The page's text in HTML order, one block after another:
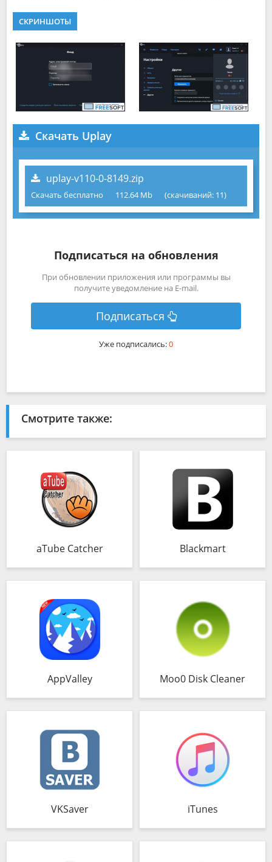
СКРИНШОТЫ
Скачать Uplay
uplay-v110-0-8149.zip
Скачать бесплатно 112.64 Mb (cкачиваний: 11)
Подписаться на обновления
При обновлении приложения или программы вы
получите уведомление на E-mail.
Подписаться
Уже подписались:0
Смотрите также:
aTube Catcher Blackmart
AppValley Moo0 Disk Cleaner
VKSaver iTunes